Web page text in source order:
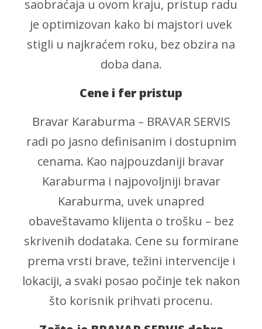
saobraćaja u ovom kraju, pristup radu
je optimizovan kako bi majstori uvek
stigli u najkraćem roku, bez obzira na
doba dana.
Cene i fer pristup
Bravar Karaburma – BRAVAR SERVIS
radi po jasno definisanim i dostupnim
cenama. Kao najpouzdaniji bravar
Karaburma i najpovoljniji bravar
Karaburma, uvek unapred
obaveštavamo klijenta o trošku – bez
skrivenih dodataka. Cene su formirane
prema vrsti brave, težini intervencije i
lokaciji, a svaki posao počinje tek nakon
što korisnik prihvati procenu.